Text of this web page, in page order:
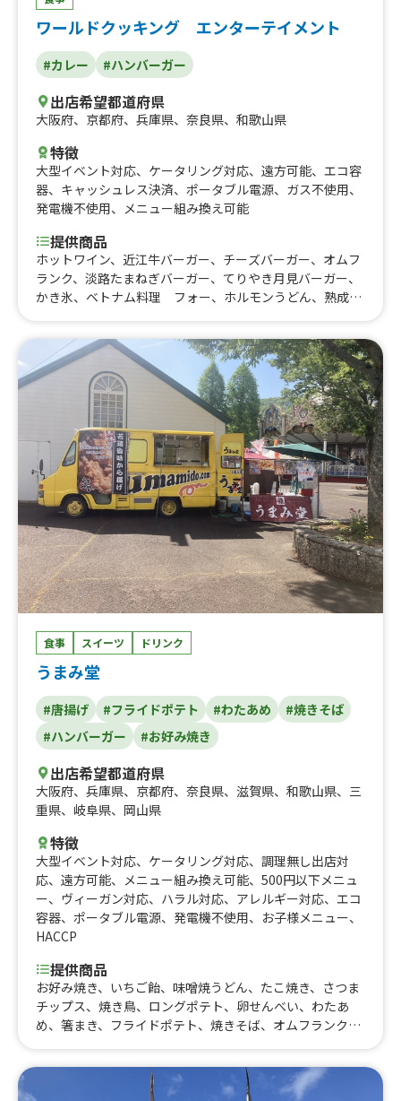
ワールドクッキング エンターテイメント
#カレー #ハンバーガー
出店希望都道府県
大阪府、 京都府、 兵庫県、 奈良県、 和歌山県
特徴
大型イベント対応、 ケータリング対応、 遠方可能、 エコ容
器、 キャッシュレス決済、 ポータブル電源、 ガス不使用、
発電機不使用、 メニュー組み換え可能
提供商品
ホットワイン、近江牛バーガー、チーズバーガー、オムフ
ランク、淡路たまねぎバーガー、てりやき月見バーガー、
かき氷、ベトナム料理 フォー、ホルモンうどん、熟成ス
ー、ギリシャバーガー(スブラキチキン)、ギリシャ料理
スブラキギロ、ギリシャ料理 スブラキチキンライス、肉
巻きおにぎり棒、沖縄菓子 サーターアンダギー
食事 スイーツ ドリンク
うまみ堂
#唐揚げ #フライドポテト #わたあめ
#焼きそば
#ハンバーガー
#お好み焼き
出店希望都道府県
大阪府、 兵庫県、 京都府、 奈良県、 滋賀県、 和歌山県、 三
重県、 岐阜県、 岡山県
特徴
大型イベント対応、 ケータリング対応、 調理無し出店対
応、 遠方可能、 メニュー組み換え可能、 500円以下メニュ
ー、 ヴィーガン対応、 ハラル対応、 アレルギー対応、 エコ
容器、 ポータブル電源、 発電機不使用、 お子様メニュー、
HACCP
提供商品
お好み焼き、いちご飴、味噌焼うどん、たこ焼き、さつま
チップス、焼き鳥、ロングポテト、卵せんべい、わたあ
め、箸まき、フライドポテト、焼きそば、オムフランク、